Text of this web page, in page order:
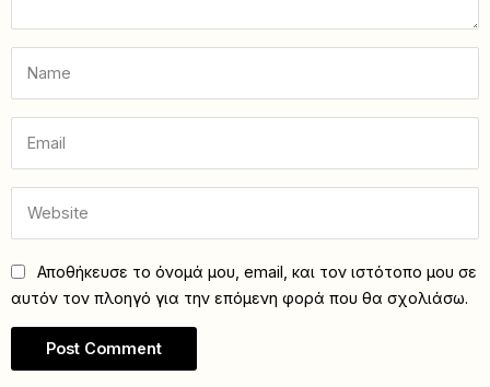
Αποθήκευσε το όνομά μου, email, και τον ιστότοπο μου σε
αυτόν τον πλοηγό για την επόμενη φορά που θα σχολιάσω.